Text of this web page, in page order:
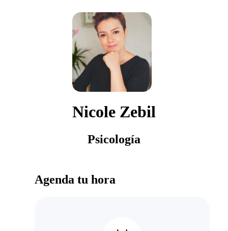
Nicole Zebil
Psicología
Agenda tu hora